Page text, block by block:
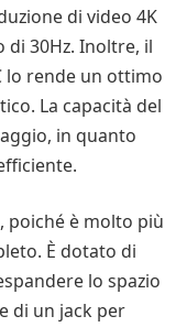
di video 4K
30Hz. Inoltre, il
lo rende un ottimo
La capacità del
in quanto
poiché è molto più
È dotato di
lo spazio
di un jack per